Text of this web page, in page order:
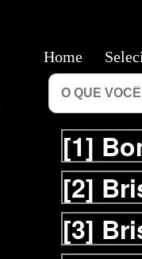
[1]
[2]
[3]
Home